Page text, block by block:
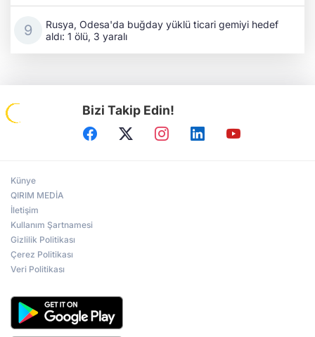
Rusya, Odesa'da buğday yüklü ticari gemiyi hedef
aldı: 1 ölü, 3 yaralı
Bizi Takip Edin!
Künye
QIRIM MEDİA
İletişim
Kullanım Şartnamesi
Gizlilik Politikası
Çerez Politikası
Veri Politikası